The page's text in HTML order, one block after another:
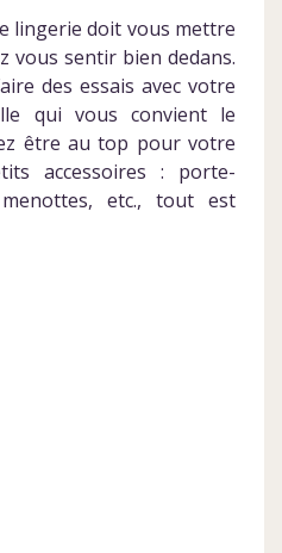
lingerie doit vous mettre
vous sentir bien dedans.
des essais avec votre
qui vous convient le
être au top pour votre
accessoires : porte-
etc., tout est